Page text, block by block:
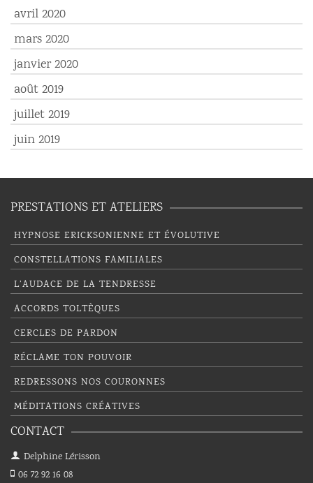
avril 2020
mars 2020
janvier 2020
août 2019
juillet 2019
juin 2019
PRESTATIONS ET ATELIERS
HYPNOSE ERICKSONIENNE ET ÉVOLUTIVE
CONSTELLATIONS FAMILIALES
L’AUDACE DE LA TENDRESSE
ACCORDS TOLTÈQUES
CERCLES DE PARDON
RÉCLAME TON POUVOIR
REDRESSONS NOS COURONNES
MÉDITATIONS CRÉATIVES
CONTACT
Delphine Lérisson
06 72 92 16 08